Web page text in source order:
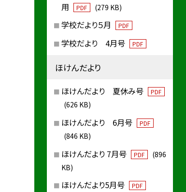
用
PDF (279 KB)
学校だより５月 PDF
学校だより 4月号 PDF
ほけんだより
ほけんだより 夏休み号 PDF
(626 KB)
ほけんだより 6月号 PDF
(846 KB)
ほけんだより 7月号 PDF
(896
KB)
ほけんだより5月号 PDF